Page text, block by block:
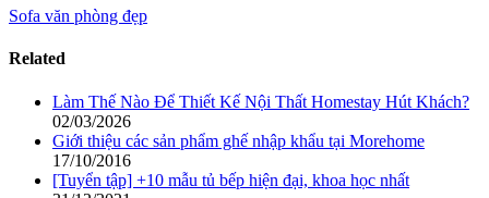
Sofa văn phòng đẹp
Related
Làm Thế Nào Để Thiết Kế Nội Thất Homestay Hút Khách?
02/03/2026
Giới thiệu các sản phẩm ghế nhập khẩu tại Morehome
17/10/2016
[Tuyển tập] +10 mẫu tủ bếp hiện đại, khoa học nhất